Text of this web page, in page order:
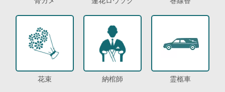
花束 納棺師 霊柩車